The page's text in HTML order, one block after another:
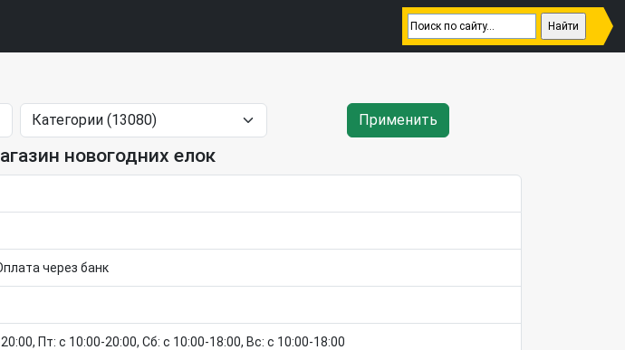
Применить
новогодних елок
через банк
Пт: c 10:00-20:00, Сб: c 10:00-18:00, Вс: c 10:00-18:00